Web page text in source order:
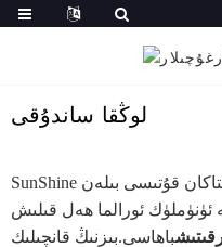
لوڭقا ساندۇقى
SunShine ناۋايخانىسى ئورالمىسى ئىستاكان قۇتىسى بىلەن
ئۈنۈملۈك ئورالما ھەل قىلىش
باھاسى.بىزنىڭ قانچىلىك